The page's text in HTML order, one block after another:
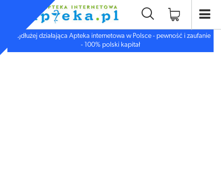
Najdłużej działająca Apteka internetowa w Polsce - pewność i zaufanie
- 100% polski kapitał